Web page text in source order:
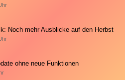
Noch mehr Ausblicke auf den Herbst
ohne neue Funktionen